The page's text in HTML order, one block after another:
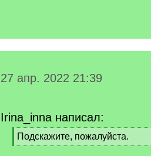
27 апр. 2022 21:39
Irina_inna написал:
[
q
Подскажите, пожалуйста.
[